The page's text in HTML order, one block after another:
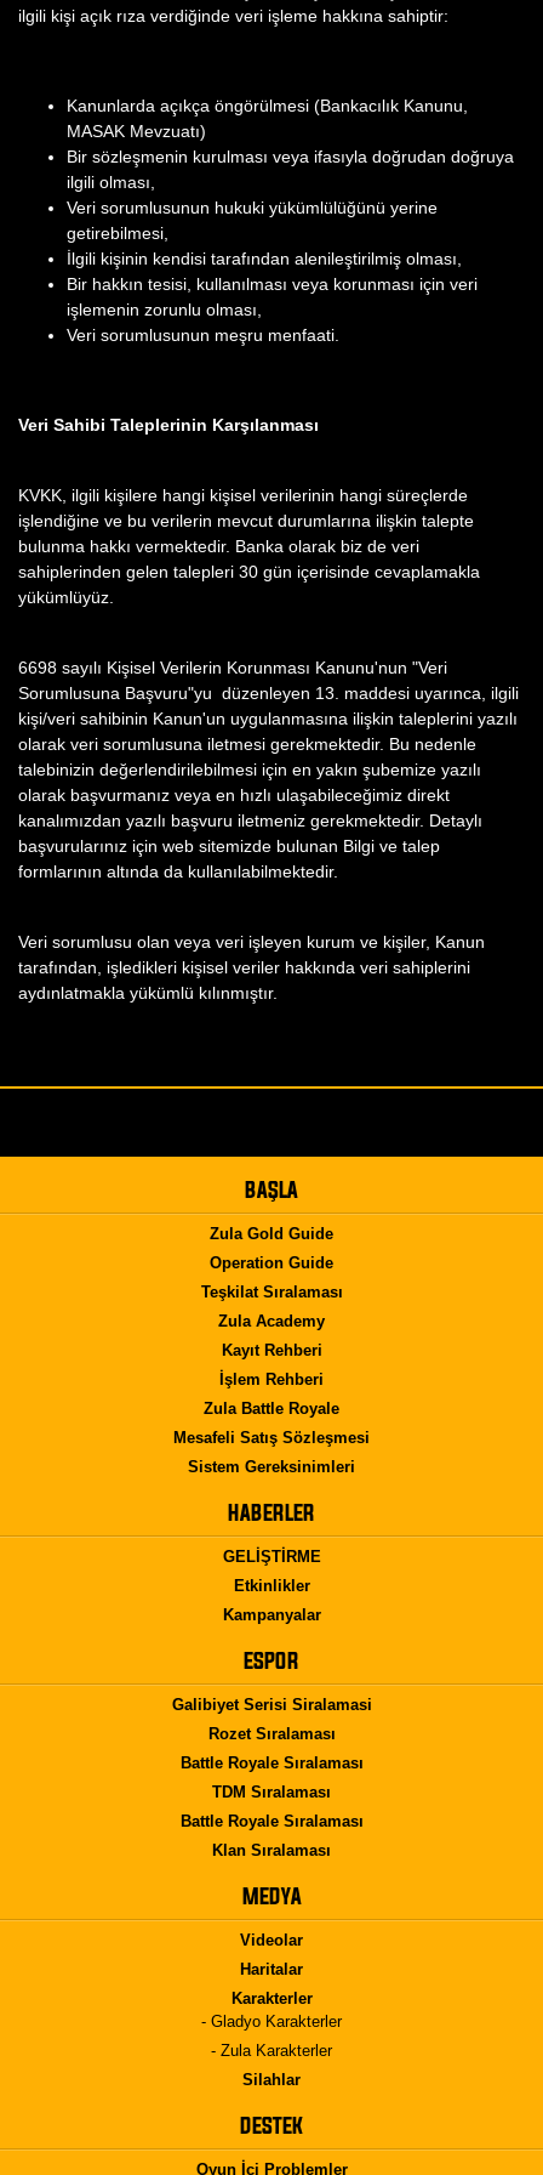
ilgili kişi açık rıza verdiğinde veri işleme hakkına sahiptir:
Kanunlarda açıkça öngörülmesi (Bankacılık Kanunu,
MASAK Mevzuatı)
Bir sözleşmenin kurulması veya ifasıyla doğrudan doğruya
ilgili olması,
Veri sorumlusunun hukuki yükümlülüğünü yerine
getirebilmesi,
İlgili kişinin kendisi tarafından alenileştirilmiş olması,
Bir hakkın tesisi, kullanılması veya korunması için veri
işlemenin zorunlu olması,
Veri sorumlusunun meşru menfaati.
Veri Sahibi Taleplerinin Karşılanması
KVKK, ilgili kişilere hangi kişisel verilerinin hangi süreçlerde
işlendiğine ve bu verilerin mevcut durumlarına ilişkin talepte
bulunma hakkı vermektedir. Banka olarak biz de veri
sahiplerinden gelen talepleri 30 gün içerisinde cevaplamakla
yükümlüyüz.
6698 sayılı Kişisel Verilerin Korunması Kanunu'nun "Veri
Sorumlusuna Başvuru"yu düzenleyen 13. maddesi uyarınca, ilgili
kişi/veri sahibinin Kanun'un uygulanmasına ilişkin taleplerini yazılı
olarak veri sorumlusuna iletmesi gerekmektedir. Bu nedenle
talebinizin değerlendirilebilmesi için en yakın şubemize yazılı
olarak başvurmanız veya en hızlı ulaşabileceğimiz direkt
kanalımızdan yazılı başvuru iletmeniz gerekmektedir. Detaylı
başvurularınız için web sitemizde bulunan Bilgi ve talep
formlarının altında da kullanılabilmektedir.
Veri sorumlusu olan veya veri işleyen kurum ve kişiler, Kanun
tarafından, işledikleri kişisel veriler hakkında veri sahiplerini
aydınlatmakla yükümlü kılınmıştır.
BAŞLA
Zula Gold Guide
Operation Guide
Teşkilat Sıralaması
Zula Academy
Kayıt Rehberi
İşlem Rehberi
Zula Battle Royale
Mesafeli Satış Sözleşmesi
Sistem Gereksinimleri
HABERLER
GELİŞTİRME
Etkinlikler
Kampanyalar
ESPOR
Galibiyet Serisi Siralamasi
Rozet Sıralaması
Battle Royale Sıralaması
TDM Sıralaması
Battle Royale Sıralaması
Klan Sıralaması
MEDYA
Videolar
Haritalar
Karakterler
- Gladyo Karakterler
- Zula Karakterler
Silahlar
DESTEK
Oyun İçi Problemler